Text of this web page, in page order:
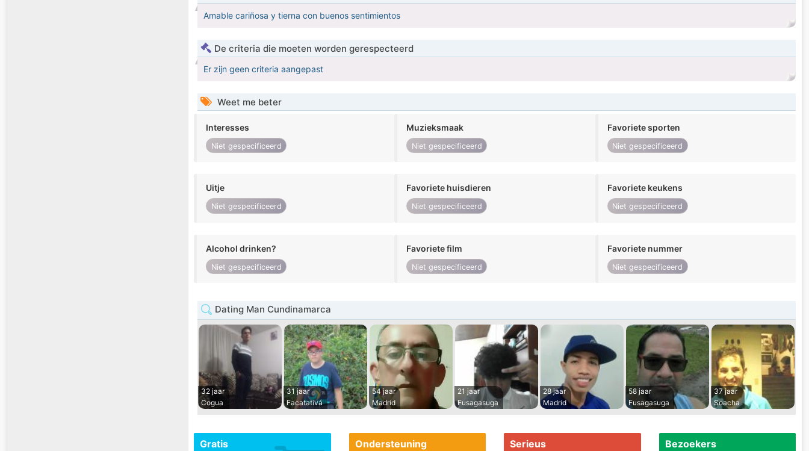
Amable cariñosa y tierna con buenos sentimientos
De criteria die moeten worden gerespecteerd
Er zijn geen criteria aangepast
Weet me beter
Interesses
Niet gespecificeerd
Muzieksmaak
Niet gespecificeerd
Favoriete sporten
Niet gespecificeerd
Uitje
Niet gespecificeerd
Favoriete huisdieren
Niet gespecificeerd
Favoriete keukens
Niet gespecificeerd
Alcohol drinken?
Niet gespecificeerd
Favoriete film
Niet gespecificeerd
Favoriete nummer
Niet gespecificeerd
Dating Man Cundinamarca
32 jaar
Cogua
31 jaar
Facatativá
54 jaar
Madrid
21 jaar
Fusagasuga
28 jaar
Madrid
58 jaar
Fusagasuga
37 jaar
Soacha
Gratis Ondersteuning Serieus Bezoekers